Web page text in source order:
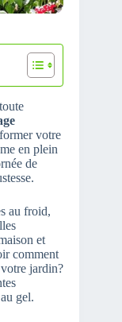
votre
en plein
de
au froid,
et
comment
jardin?
gel.